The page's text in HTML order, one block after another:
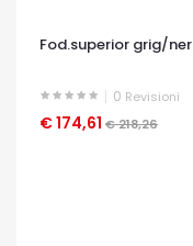
Fod.superior grig/
0 Revisioni
€ 174,61 € 218,26
OCCHIATA VELOCE